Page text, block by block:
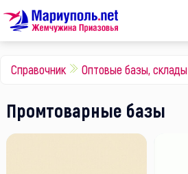
Справочник Оптовые базы, склады
Промтоварные базы